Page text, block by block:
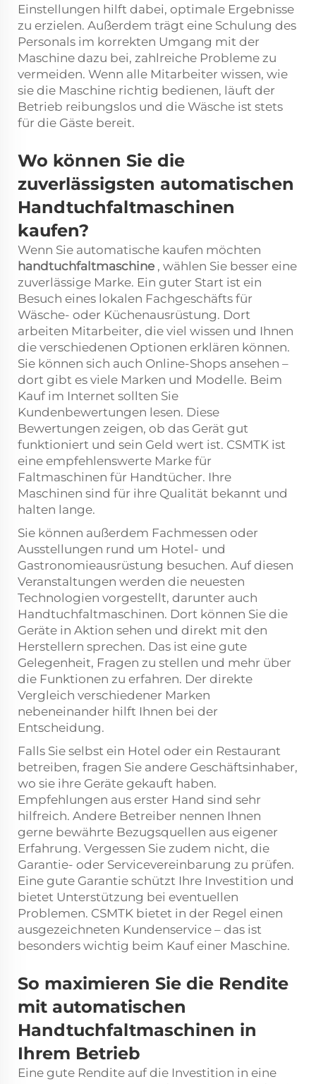
Einstellungen hilft dabei, optimale Ergebnisse
zu erzielen. Außerdem trägt eine Schulung des
Personals im korrekten Umgang mit der
Maschine dazu bei, zahlreiche Probleme zu
vermeiden. Wenn alle Mitarbeiter wissen, wie
sie die Maschine richtig bedienen, läuft der
Betrieb reibungslos und die Wäsche ist stets
für die Gäste bereit.
Wo können Sie die
zuverlässigsten automatischen
Handtuchfaltmaschinen
kaufen?
Wenn Sie automatische kaufen möchten
handtuchfaltmaschine , wählen Sie besser eine
zuverlässige Marke. Ein guter Start ist ein
Besuch eines lokalen Fachgeschäfts für
Wäsche- oder Küchenausrüstung. Dort
arbeiten Mitarbeiter, die viel wissen und Ihnen
die verschiedenen Optionen erklären können.
Sie können sich auch Online-Shops ansehen –
dort gibt es viele Marken und Modelle. Beim
Kauf im Internet sollten Sie
Kundenbewertungen lesen. Diese
Bewertungen zeigen, ob das Gerät gut
funktioniert und sein Geld wert ist. CSMTK ist
eine empfehlenswerte Marke für
Faltmaschinen für Handtücher. Ihre
Maschinen sind für ihre Qualität bekannt und
halten lange.
Sie können außerdem Fachmessen oder
Ausstellungen rund um Hotel- und
Gastronomieausrüstung besuchen. Auf diesen
Veranstaltungen werden die neuesten
Technologien vorgestellt, darunter auch
Handtuchfaltmaschinen. Dort können Sie die
Geräte in Aktion sehen und direkt mit den
Herstellern sprechen. Das ist eine gute
Gelegenheit, Fragen zu stellen und mehr über
die Funktionen zu erfahren. Der direkte
Vergleich verschiedener Marken
nebeneinander hilft Ihnen bei der
Entscheidung.
Falls Sie selbst ein Hotel oder ein Restaurant
betreiben, fragen Sie andere Geschäftsinhaber,
wo sie ihre Geräte gekauft haben.
Empfehlungen aus erster Hand sind sehr
hilfreich. Andere Betreiber nennen Ihnen
gerne bewährte Bezugsquellen aus eigener
Erfahrung. Vergessen Sie zudem nicht, die
Garantie- oder Servicevereinbarung zu prüfen.
Eine gute Garantie schützt Ihre Investition und
bietet Unterstützung bei eventuellen
Problemen. CSMTK bietet in der Regel einen
ausgezeichneten Kundenservice – das ist
besonders wichtig beim Kauf einer Maschine.
So maximieren Sie die Rendite
mit automatischen
Handtuchfaltmaschinen in
Ihrem Betrieb
Eine gute Rendite auf die Investition in eine